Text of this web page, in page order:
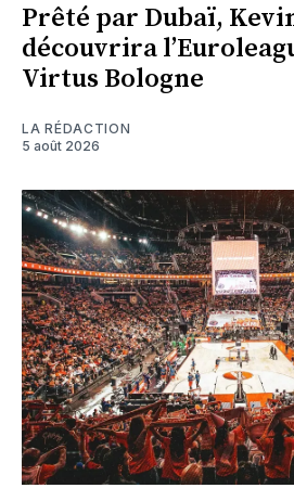
Prêté par Dubaï,
découvrira
Virtus Bologne
LA RÉDACTION
5 août 2026